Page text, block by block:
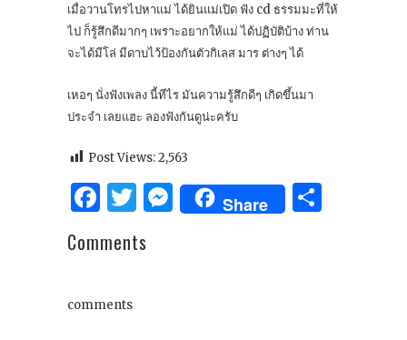
เมื่อวานโทรไปหาแม่ ได้ยินแม่เปิด ฟัง cd ธรรมมะที่ให้
ไป ก็รู้สึกดีมากๆ เพราะอยากให้แม่ ได้ปฏิบัติบ้าง ท่าน
จะได้มีโล่ มีดาบไว้ป้องกันตัวกิเลส มาร ต่างๆ ได้
เหอๆ นั่งฟังเพลง นี้ทีไร มันความรู้สึกดีๆ เกิดขึ้นมา
ประจำ เลยแฮะ ลองฟังกันดูน่ะครับ
Post Views:2,563
Facebook
Twitter
Messenger
Share
Comments
comments